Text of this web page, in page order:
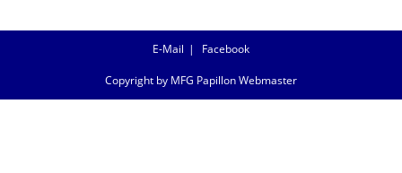
E-Mail Facebook
Copyright by MFG Papillon Webmaster